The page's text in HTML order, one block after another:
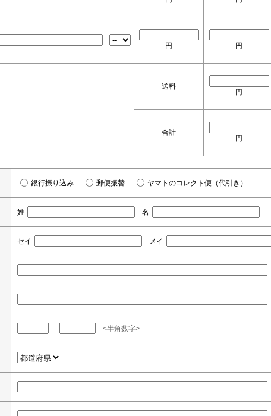
円 円
送料
円
合計
円
銀行振り込み 郵便振替 ヤマトのコレクト便（代引き）
姓 名
セイ メイ
－ <半角数字>